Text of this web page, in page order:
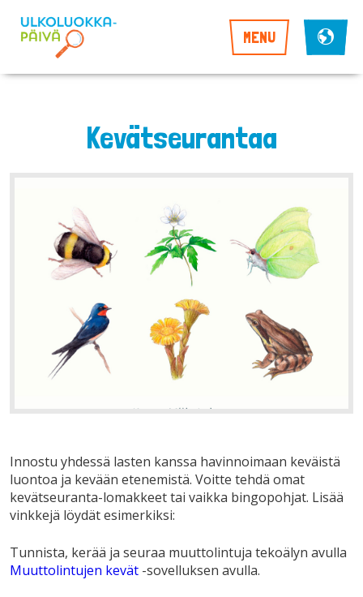
MENU
Kevätseurantaa
Innostu yhdessä lasten kanssa havinnoimaan keväistä
luontoa ja kevään etenemistä. Voitte tehdä omat
kevätseuranta-lomakkeet tai vaikka bingopohjat. Lisää
vinkkejä löydät esimerkiksi:
Tunnista, kerää ja seuraa muuttolintuja tekoälyn avulla
Muuttolintujen kevät -sovelluksen avulla.